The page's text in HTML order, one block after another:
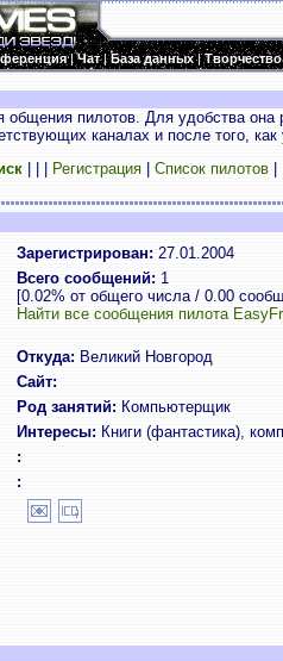
|Чат|База данных|Творчество
общения пилотов. Для удобства
каналах и после того,
Регистрация Список пилотов
Зарегистрирован: 27.01.2004
Всего сообщений: 1
[0.02% от общего числа / 0.00
Найти все сообщения пилота
Откуда: Великий Новгород
Сайт:
Род занятий: Компьютерщик
Интересы: Книги (фантастика),
:
: